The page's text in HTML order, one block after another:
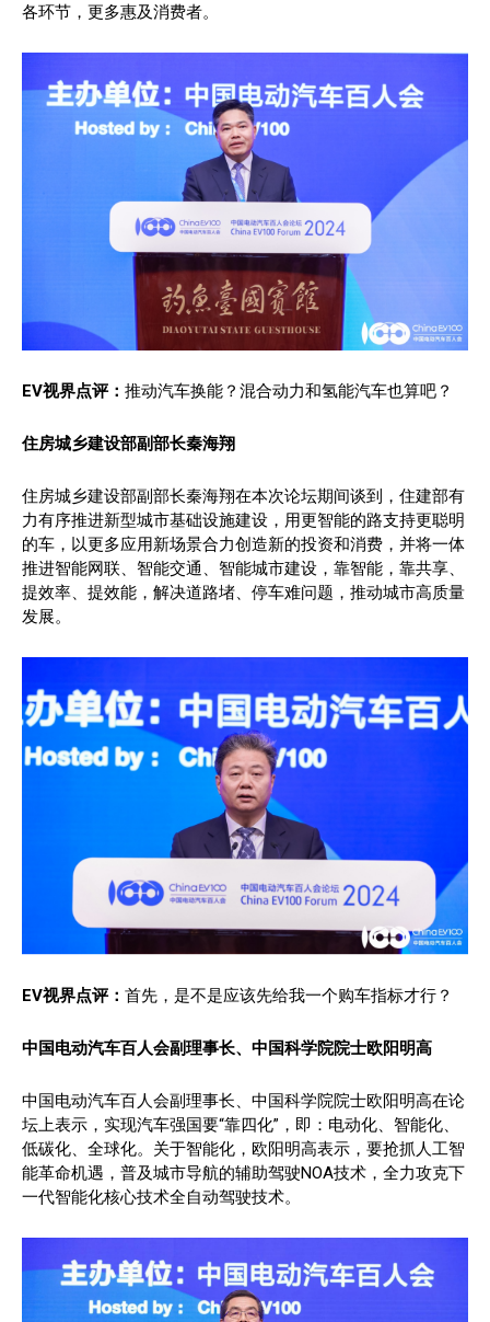
各环节，更多惠及消费者。
EV视界点评： 推动汽车换能？混合动力和氢能汽车也算吧？
住房城乡建设部副部长秦海翔
住房城乡建设部副部长秦海翔在本次论坛期间谈到，住建部有
力有序推进新型城市基础设施建设，用更智能的路支持更聪明
的车，以更多应用新场景合力创造新的投资和消费，并将一体
推进智能网联、智能交通、智能城市建设，靠智能，靠共享、
提效率、提效能，解决道路堵、停车难问题，推动城市高质量
发展。
EV视界点评： 首先，是不是应该先给我一个购车指标才行？
中国电动汽车百人会副理事长、中国科学院院士欧阳明高
中国电动汽车百人会副理事长、中国科学院院士欧阳明高在论
坛上表示，实现汽车强国要“靠四化”，即：电动化、智能化、
低碳化、全球化。关于智能化，欧阳明高表示，要抢抓人工智
能革命机遇，普及城市导航的辅助驾驶NOA技术，全力攻克下
一代智能化核心技术全自动驾驶技术。